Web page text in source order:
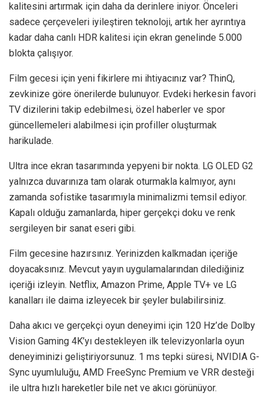
kalitesini artırmak için daha da derinlere iniyor. Önceleri
sadece çerçeveleri iyileştiren teknoloji, artık her ayrıntıya
kadar daha canlı HDR kalitesi için ekran genelinde 5.000
blokta çalışıyor.
Film gecesi için yeni fikirlere mi ihtiyacınız var? ThinQ,
zevkinize göre önerilerde bulunuyor. Evdeki herkesin favori
TV dizilerini takip edebilmesi, özel haberler ve spor
güncellemeleri alabilmesi için profiller oluşturmak
harikulade.
Ultra ince ekran tasarımında yepyeni bir nokta. LG OLED G2
yalnızca duvarınıza tam olarak oturmakla kalmıyor, aynı
zamanda sofistike tasarımıyla minimalizmi temsil ediyor.
Kapalı olduğu zamanlarda, hiper gerçekçi doku ve renk
sergileyen bir sanat eseri gibi.
Film gecesine hazırsınız. Yerinizden kalkmadan içeriğe
doyacaksınız. Mevcut yayın uygulamalarından dilediğiniz
içeriği izleyin. Netflix, Amazon Prime, Apple TV+ ve LG
kanalları ile daima izleyecek bir şeyler bulabilirsiniz.
Daha akıcı ve gerçekçi oyun deneyimi için 120 Hz’de Dolby
Vision Gaming 4K’yı destekleyen ilk televizyonlarla oyun
deneyiminizi geliştiriyorsunuz. 1 ms tepki süresi, NVIDIA G-
Sync uyumluluğu, AMD FreeSync Premium ve VRR desteği
ile ultra hızlı hareketler bile net ve akıcı görünüyor.